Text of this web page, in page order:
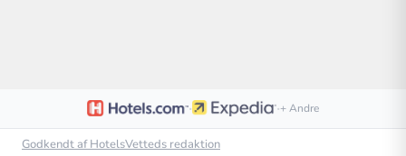
· ·+ Andre
Godkendt af HotelsVetteds redaktion